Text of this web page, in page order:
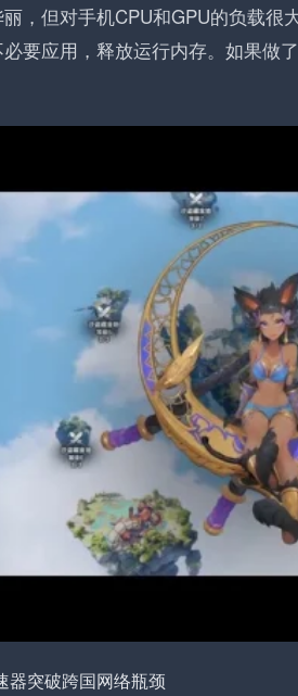
，但对手机CPU和GPU的负载
要应用，释放运行内存。如果做
器突破跨国网络瓶颈